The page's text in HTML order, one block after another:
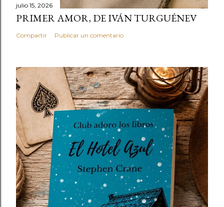
julio 15, 2026
PRIMER AMOR, DE IVÁN TURGUÉNEV
Compartir Publicar un comentario